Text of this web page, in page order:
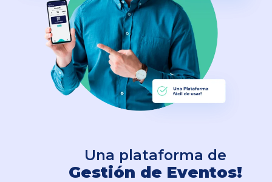
Una plataforma de
Gestión de Eventos!
Una plataforma de
Gestión de Eventos!